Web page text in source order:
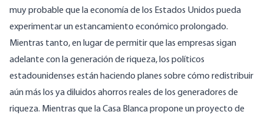
muy probable que la economía de los Estados Unidos pueda
experimentar un estancamiento económico prolongado.
Mientras tanto, en lugar de permitir que las empresas sigan
adelante con la generación de riqueza, los políticos
estadounidenses están haciendo planes sobre cómo redistribuir
aún más los ya diluidos ahorros reales de los generadores de
riqueza. Mientras que la Casa Blanca propone un proyecto de